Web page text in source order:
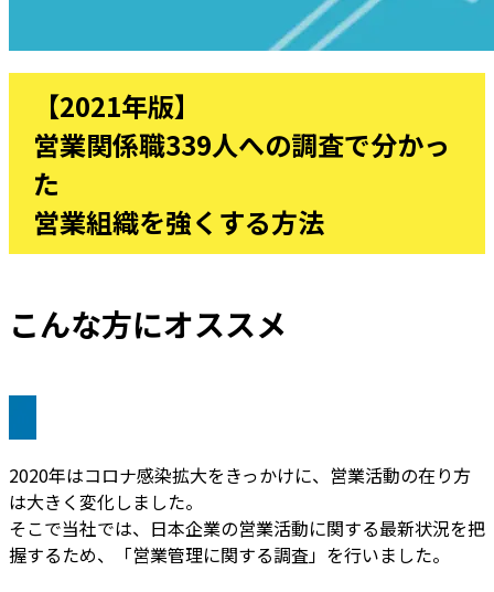
【2021年版】
営業関係職339人への調査で分かっ
た
営業組織を強くする方法
こんな方にオススメ
2020年はコロナ感染拡大をきっかけに、営業活動の在り方
は大きく変化しました。
そこで当社では、日本企業の営業活動に関する最新状況を把
握するため、「営業管理に関する調査」を行いました。